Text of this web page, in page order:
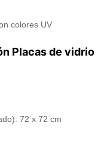
colores UV
Placas de vidrio
72 x 72 cm